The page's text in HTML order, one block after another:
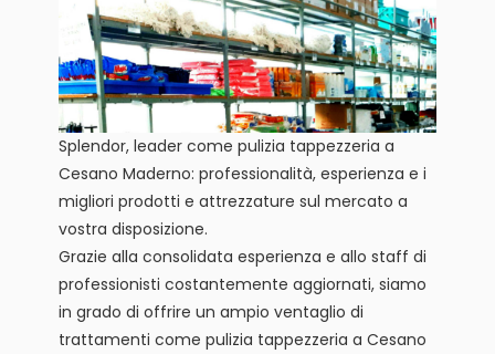
Splendor, leader come pulizia tappezzeria a
Cesano Maderno: professionalità, esperienza e i
migliori prodotti e attrezzature sul mercato a
vostra disposizione.
Grazie alla consolidata esperienza e allo staff di
professionisti costantemente aggiornati, siamo
in grado di offrire un ampio ventaglio di
trattamenti come pulizia tappezzeria a Cesano